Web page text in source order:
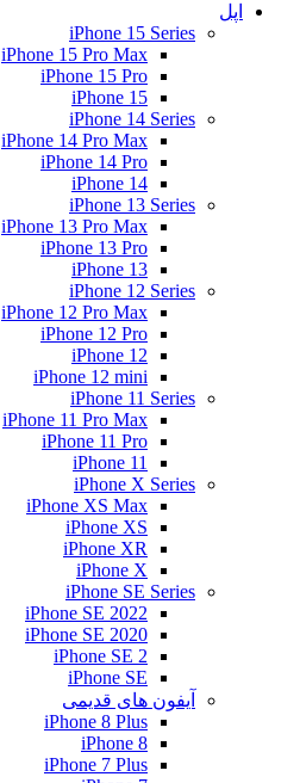
اپل
iPhone 15 Series
iPhone 15 Pro Max
iPhone 15 Pro
iPhone 15
iPhone 14 Series
iPhone 14 Pro Max
iPhone 14 Pro
iPhone 14
iPhone 13 Series
iPhone 13 Pro Max
iPhone 13 Pro
iPhone 13
iPhone 12 Series
iPhone 12 Pro Max
iPhone 12 Pro
iPhone 12
iPhone 12 mini
iPhone 11 Series
iPhone 11 Pro Max
iPhone 11 Pro
iPhone 11
iPhone X Series
iPhone XS Max
iPhone XS
iPhone XR
iPhone X
iPhone SE Series
iPhone SE 2022
iPhone SE 2020
iPhone SE 2
iPhone SE
آیفون های قدیمی
iPhone 8 Plus
iPhone 8
iPhone 7 Plus